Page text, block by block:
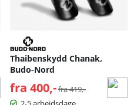
Thaibenskydd Chanak,
Budo-Nord
fra 400,- Normalpris:
fra 419,-